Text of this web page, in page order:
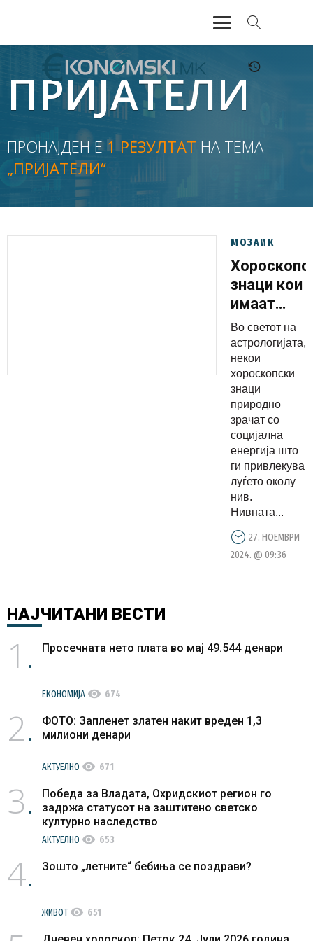
АКТУЕЛНО
ЕКОНОМИЈА
ФИНАНСИИ
БАНКАРСТВО
ЖИВОТ
ПРИЈАТЕЛИ
ПРОНАЈДЕН Е1 РЕЗУЛТАТ НА ТЕМА
„ПРИЈАТЕЛИ“
МОЗАИК
знаци кои
имаат
најмногу
пријатели
Во светот на
астрологијата,
некои
хороскопски
знаци
природно
зрачат со
социјална
енергија што
ги привлекува
луѓето околу
нив.
Нивната...
27. НОЕМВРИ
2024. @ 09:36
НАЈЧИТАНИ ВЕСТИ
1 Просечната нето плата во мај 49.544 денари
ЕКОНОМИЈА visibility 674
2
ФОТО: Запленет златен накит вреден 1,3
милиони денари
АКТУЕЛНО visibility 671
3
Победа за Владата, Охридскиот регион го
задржа статусот на заштитено светско
културно наследство
АКТУЕЛНО visibility 653
4 Зошто „летните“ бебиња се поздрави?
ЖИВОТvisibility 651